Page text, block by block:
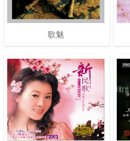
歌魅